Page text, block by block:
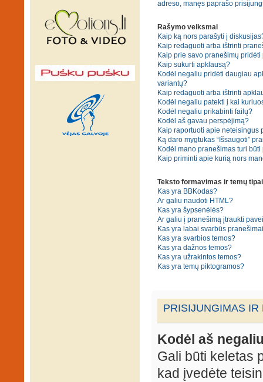
adreso, manęs paprašo
Rašymo veiksmai
Kaip ką nors parašyti į
Kaip redaguoti arba ištrinti
Kaip prie savo pranešimų pridėti
Kaip sukurti apklausą?
Kodėl negaliu pridėti daugiau
variantų?
Kaip redaguoti arba ištrinti
Kodėl negaliu patekti į kai
Kodėl negaliu prikabinti failų?
Kodėl aš gavau perspėjimą?
Kaip raportuoti apie neteisingus
Ką daro mygtukas “Išsaugoti”
Kodėl mano pranešimas turi būti
Kaip priminti apie kurią nors
Teksto formavimas ir temų tipai
Kas yra BBKodas?
Ar galiu naudoti HTML?
Kas yra šypsenėlės?
Ar galiu į pranešimą įtraukti
Kas yra labai svarbūs
Kas yra svarbios temos?
Kas yra dažnos temos?
Kas yra užrakintos temos?
Kas yra temų piktogramos?
PRISIJUNGIMAS IR
Kodėl aš
Gali būti keletas
kad įvedėte